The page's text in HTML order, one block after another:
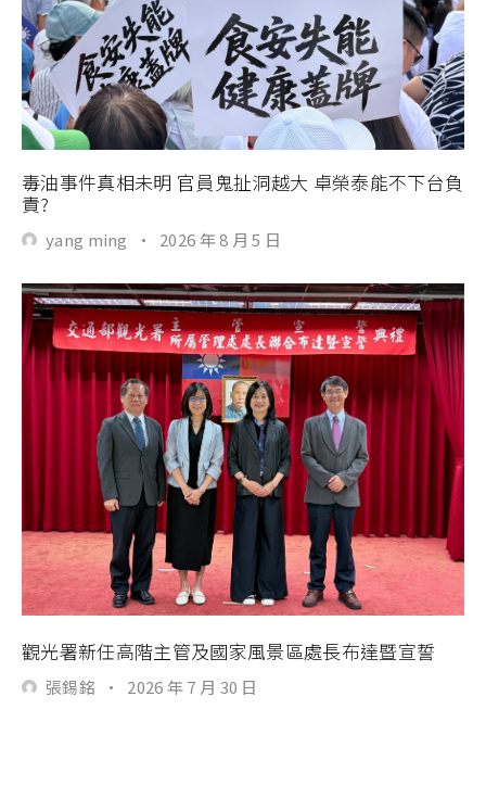
毒油事件真相未明 官員鬼扯洞越大 卓榮泰能不下台負
責?
yang ming · 2026 年 8 月 5 日
觀光署新任高階主管及國家風景區處長布達暨宣誓
張錫銘 · 2026 年 7 月 30 日